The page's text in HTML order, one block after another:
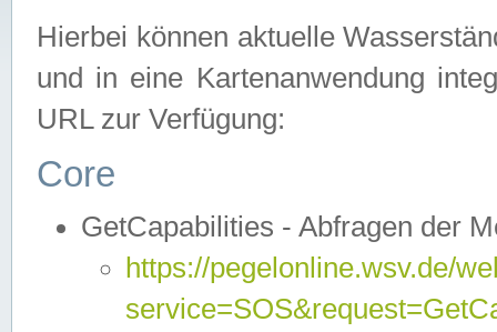
Hierbei können aktuelle
und in eine Kartenanwendung
URL zur Verfügung:
Core
GetCapabilities - Abfragen der
https://pegelonline.wsv.de/